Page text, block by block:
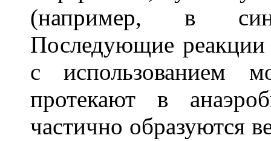
(например, в
Последующие реакции
с использованием
протекают в
частично образуются